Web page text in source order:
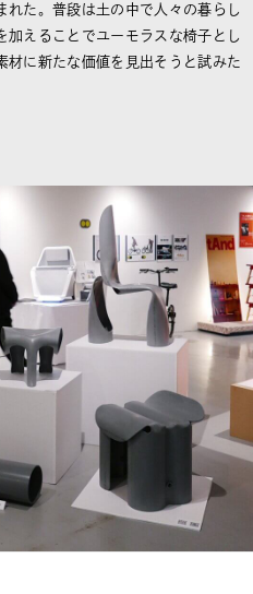
れた。普段は土の中で人々の暮らし
加えることでユーモラスな椅子とし
材に新たな価値を見出そうと試みた